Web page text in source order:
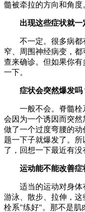
髓被牵拉的方向和角度
出现这些症状就一
不一定。很多病都
窄、周围神经病变，
查来确诊。但如果你
一下。
症状会突然爆发吗
一般不会。脊髓栓
会因为一个诱因而突然
做了一个过度弯腰的
题一下子就爆发了。
了，回想一下最近有没
运动能不能改善症
适当的运动对身体
游泳、散步、拉伸，
栓系"练好"。那不是肌